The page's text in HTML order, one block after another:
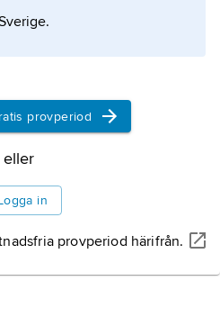
följer en ettårig
artikeln
provperiod
eller
in
provperiod härifrån.